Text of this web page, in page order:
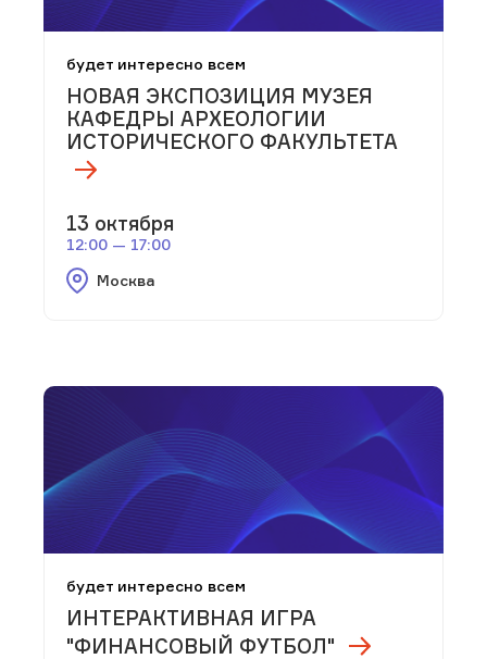
будет интересно всем
НОВАЯ ЭКСПОЗИЦИЯ МУЗЕЯ
КАФЕДРЫ АРХЕОЛОГИИ
ИСТОРИЧЕСКОГО ФАКУЛЬТЕТА
13 октября
12:00 — 17:00
Москва
будет интересно всем
ИНТЕРАКТИВНАЯ ИГРА
"ФИНАНСОВЫЙ ФУТБОЛ"